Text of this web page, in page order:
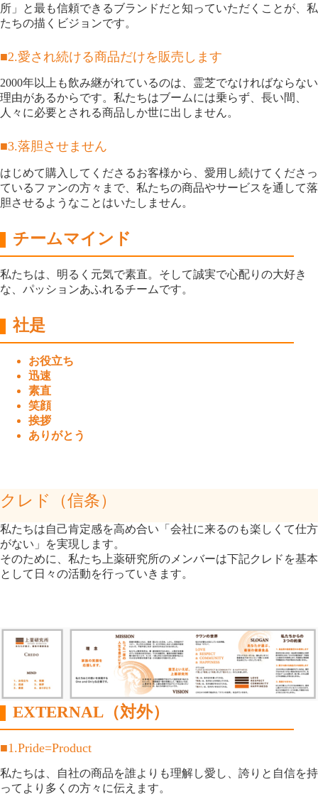
所」と最も信頼できるブランドだと知っていただくことが、私
たちの描くビジョンです。
■2.愛され続ける商品だけを販売します
2000年以上も飲み継がれているのは、霊芝でなければならない
理由があるからです。私たちはブームには乗らず、長い間、
人々に必要とされる商品しか世に出しません。
■3.落胆させません
はじめて購入してくださるお客様から、愛用し続けてくださっ
ているファンの方々まで、私たちの商品やサービスを通して落
胆させるようなことはいたしません。
チームマインド
私たちは、明るく元気で素直。そして誠実で心配りの大好き
な、パッションあふれるチームです。
社是
お役立ち
迅速
素直
笑顔
挨拶
ありがとう
クレド（信条）
私たちは自己肯定感を高め合い「会社に来るのも楽しくて仕方
がない」を実現します。
そのために、私たち上薬研究所のメンバーは下記クレドを基本
として日々の活動を行っていきます。
EXTERNAL（対外）
■1.Pride=Product
私たちは、自社の商品を誰よりも理解し愛し、誇りと自信を持
ってより多くの方々に伝えます。